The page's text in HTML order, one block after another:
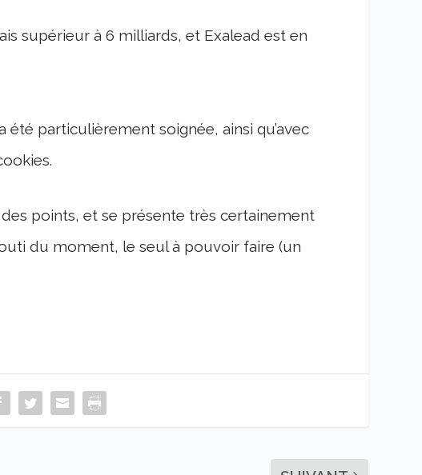
supérieur à 6 milliards, et Exalead est en
particulièrement soignée, ainsi qu’avec
points, et se présente très certainement
du moment, le seul à pouvoir faire (un